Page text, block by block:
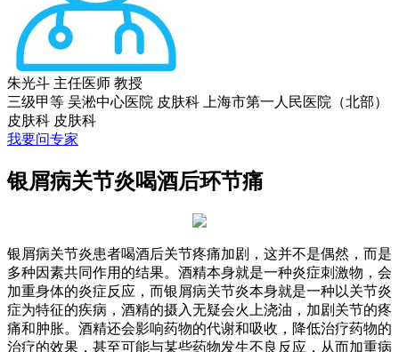
朱光斗 主任医师 教授
三级甲等 吴淞中心医院 皮肤科 上海市第一人民医院（北部）
皮肤科 皮肤科
我要问专家
银屑病关节炎喝酒后环节痛
银屑病关节炎患者喝酒后关节疼痛加剧，这并不是偶然，而是
多种因素共同作用的结果。酒精本身就是一种炎症刺激物，会
加重身体的炎症反应，而银屑病关节炎本身就是一种以关节炎
症为特征的疾病，酒精的摄入无疑会火上浇油，加剧关节的疼
痛和肿胀。酒精还会影响药物的代谢和吸收，降低治疗药物的
治疗的效果，甚至可能与某些药物发生不良反应，从而加重病